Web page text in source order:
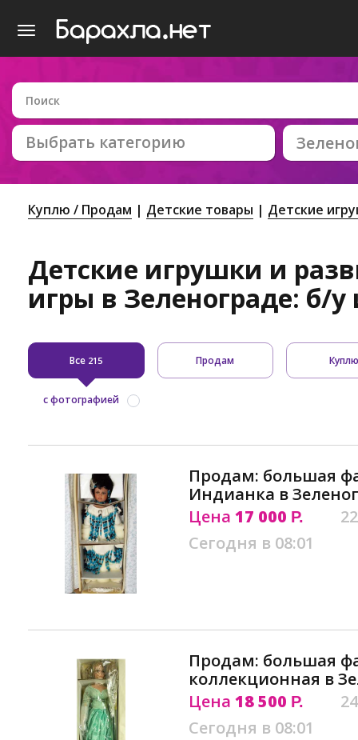
Выбрать категорию
Куплю / Продам Детские товары Детские
Детские игрушки и
игры в Зеленограде: б/
Все 215 Продам
с фотографией
Продам: большая
Индианка в
Цена 17 000 Р.
Сегодня в 08:01
Продам: большая
коллекционная в
Цена 18 500 Р.
Сегодня в 08:01